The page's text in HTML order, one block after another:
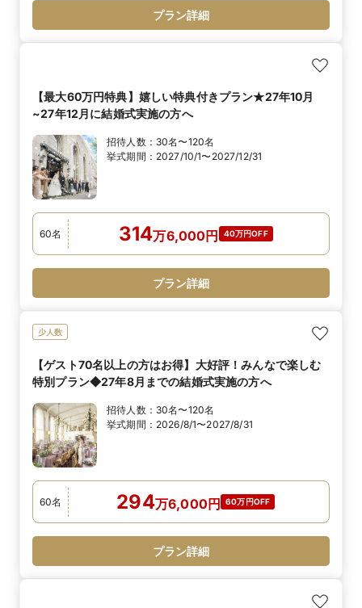
プラン詳細
【最大60万円特典】嬉しい特典付きプラン★27年10月
~27年12月に結婚式実施の方へ
招待人数： 30名〜120名
挙式期間： 2027/10/1〜2027/12/31
60名 314万6,000円 40万円OFF
プラン詳細
少人数
【ゲスト70名以上の方はお得】大好評！みんなで楽しむ
特別プラン◆27年8月までの結婚式実施の方へ
招待人数： 30名〜120名
挙式期間： 2026/8/1〜2027/8/31
60名 294万6,000円 60万円OFF
プラン詳細